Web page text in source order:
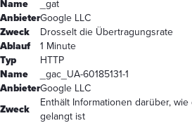
Name
_gat
AnbieterGoogle LLC
Zweck
Drosselt die Übertragungsrate
Ablauf
1 Minute
Typ
HTTP
Name
_gac_UA-60185131-1
AnbieterGoogle LLC
Zweck
Enthält Informationen darüber,
gelangt ist